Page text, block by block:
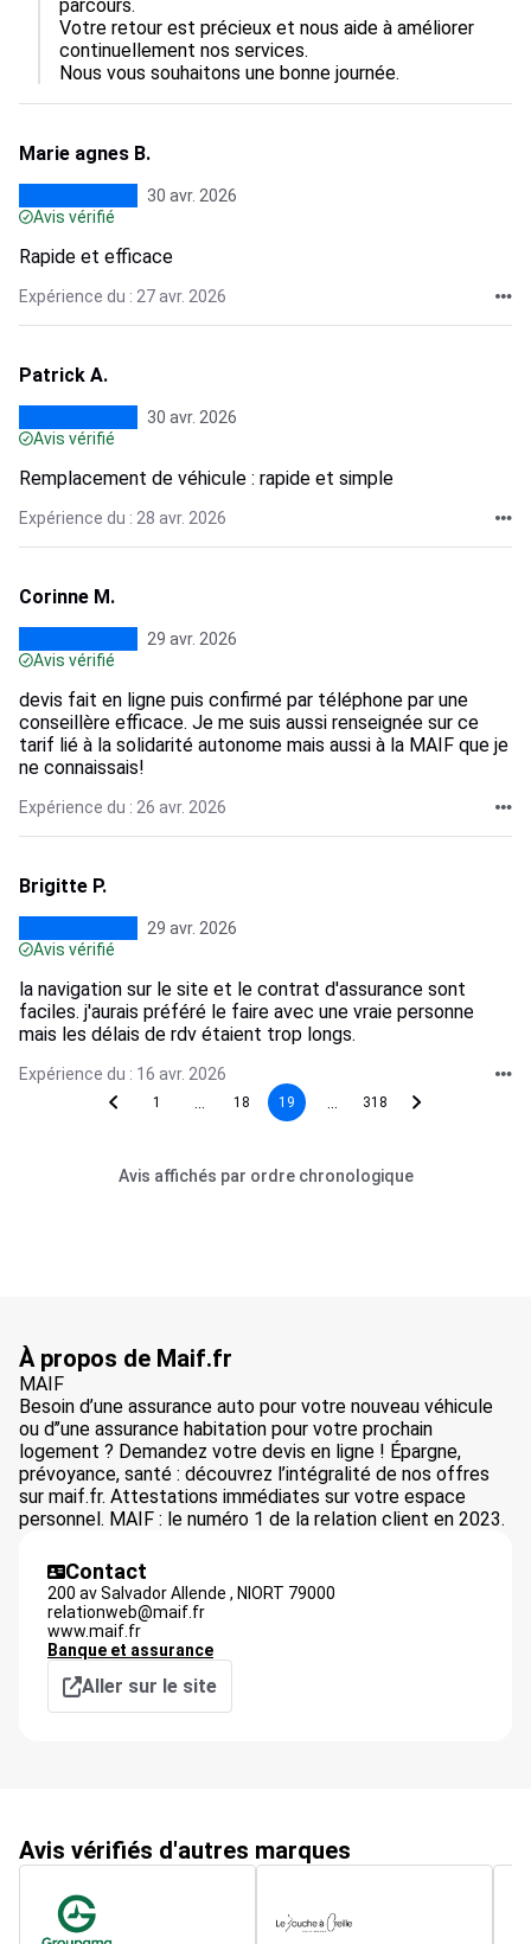
parcours.
Votre retour est précieux et nous aide à améliorer
continuellement nos services.
Nous vous souhaitons une bonne journée.
Marie agnes B.
30 avr. 2026
Avis vérifié
Rapide et efficace
Expérience du : 27 avr. 2026
Patrick A.
30 avr. 2026
Avis vérifié
Remplacement de véhicule : rapide et simple
Expérience du : 28 avr. 2026
Corinne M.
29 avr. 2026
Avis vérifié
devis fait en ligne puis confirmé par téléphone par une
conseillère efficace. Je me suis aussi renseignée sur ce
tarif lié à la solidarité autonome mais aussi à la MAIF que je
ne connaissais!
Expérience du : 26 avr. 2026
Brigitte P.
29 avr. 2026
Avis vérifié
la navigation sur le site et le contrat d'assurance sont
faciles. j'aurais préféré le faire avec une vraie personne
mais les délais de rdv étaient trop longs.
Expérience du : 16 avr. 2026
1 18 19 318
Avis affichés par ordre chronologique
À propos de Maif.fr
MAIF
Besoin d’une assurance auto pour votre nouveau véhicule
ou d’’une assurance habitation pour votre prochain
logement ? Demandez votre devis en ligne ! Épargne,
prévoyance, santé : découvrez l’intégralité de nos offres
sur maif.fr. Attestations immédiates sur votre espace
personnel. MAIF : le numéro 1 de la relation client en 2023.
Contact
200 av Salvador Allende , NIORT 79000
relationweb@maif.fr
www.maif.fr
Banque et assurance
Aller sur le site
Avis vérifiés d'autres marques